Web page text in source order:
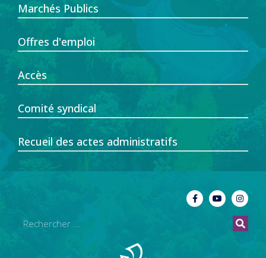
Marchés Publics
Offres d'emploi
Accès
Comité syndical
Recueil des actes administratifs